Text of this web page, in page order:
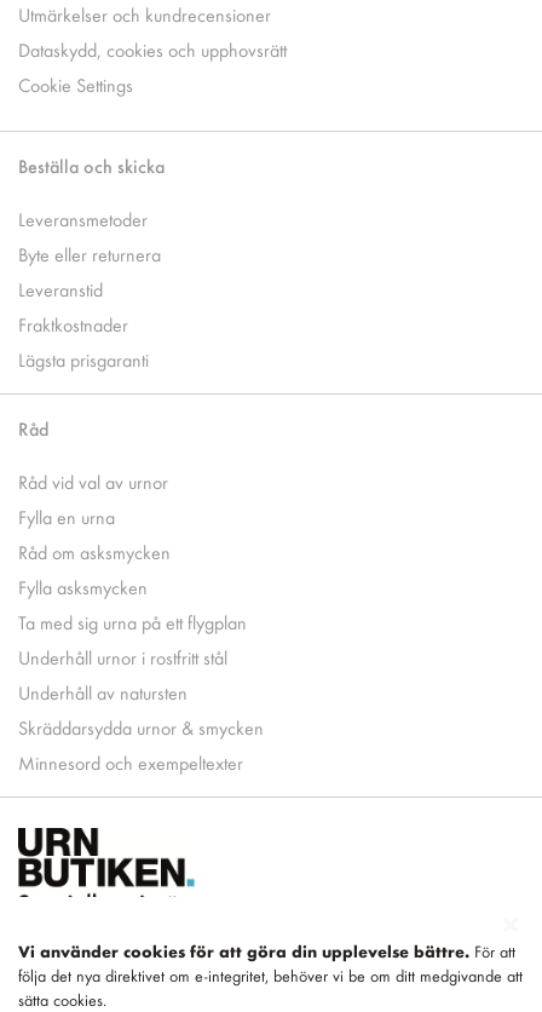
Utmärkelser och kundrecensioner
Dataskydd, cookies och upphovsrätt
Cookie Settings
Beställa och skicka
Leveransmetoder
Byte eller returnera
Leveranstid
Fraktkostnader
Lägsta prisgaranti
Råd
Råd vid val av urnor
Fylla en urna
Råd om asksmycken
Fylla asksmycken
Ta med sig urna på ett flygplan
Underhåll urnor i rostfritt stål
Underhåll av natursten
Skräddarsydda urnor & smycken
Minnesord och exempeltexter
Vi använder cookies för att göra din upplevelse bättre. För att
följa det nya direktivet om e-integritet, behöver vi be om ditt medgivande att
sätta cookies.